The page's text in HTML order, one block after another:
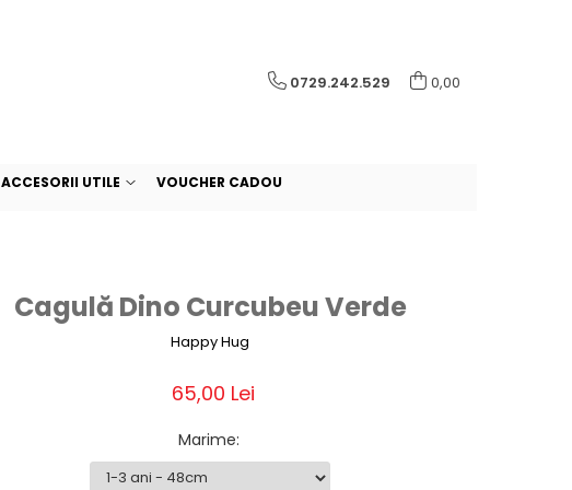
0729.242.529 0,00
ACCESORII UTILE VOUCHER CADOU
Cagulă Dino Curcubeu Verde
Happy Hug
65,00 Lei
Marime: